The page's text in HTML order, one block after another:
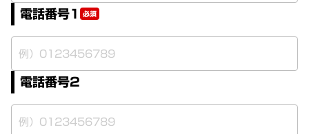
電話番号1 必須
電話番号2